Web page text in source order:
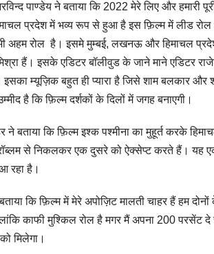
पाण्डेय ने बताया कि 2022 मेरे लिए और हमारी
प्रदेश में भव्य रूप से हुआ है इस फ़िल्म में लीड
अहम रोल है। इसमे मुम्बई, लखनऊ और हिमाचल
हैं। इसके एडिटर बॉलीवुड के जाने माने एडिटर
म्यूज़िक बहुत ही प्यारा है जिसे शाम बलकार
है कि फ़िल्म दर्शकों के दिलों में जगह बनाएगी।
ने बताया कि फ़िल्म इश्क पश्मीना का मुहूर्त करके
से निकलकर एक दुसरे को ऐक्सेप्ट करते हैं। यह
रहा है।
कि फ़िल्म में मेरे अपोज़िट मालती चाहर हैं हम
काफी मुश्किल रोल है मगर मैं अपना 200 परसेंट दे
मिलेगा।